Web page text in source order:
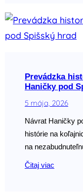
Prevádzka
Haničky pod
5 mája, 2026
Návrat Haničky
histórie na
na
Čitaj viac